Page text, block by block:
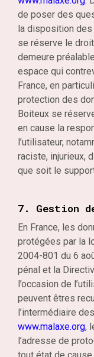
de poser des
la disposition
se réserve le
demeure
espace qui
France, en
protection des
Boiteux se
en cause la
l’utilisateur,
raciste, injurieux,
que soit le
7. Gestion
En France, les
protégées par la
2004-801 du 6
pénal et la
l’occasion de
peuvent êtres
l’intermédiaire
www.malaxe.org,
l’adresse de